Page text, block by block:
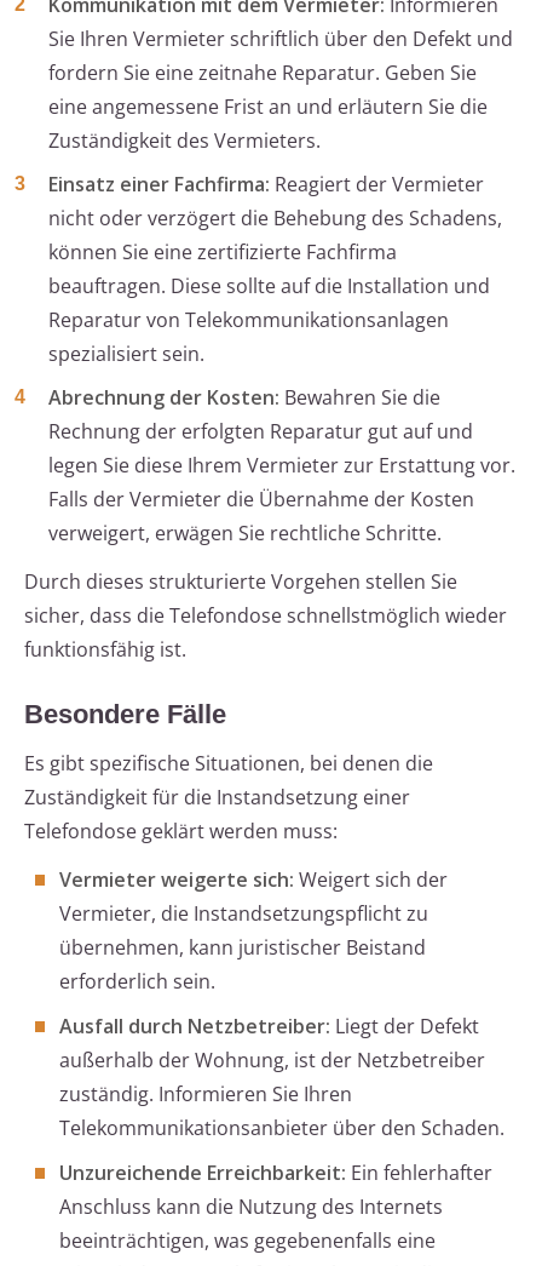
Sie Ihren Vermieter schriftlich über den Defekt und
fordern Sie eine zeitnahe Reparatur. Geben Sie
eine angemessene Frist an und erläutern Sie die
Zuständigkeit des Vermieters.
Einsatz einer Fachfirma: Reagiert der Vermieter
nicht oder verzögert die Behebung des Schadens,
können Sie eine zertifizierte Fachfirma
beauftragen. Diese sollte auf die Installation und
Reparatur von Telekommunikationsanlagen
spezialisiert sein.
Abrechnung der Kosten: Bewahren Sie die
Rechnung der erfolgten Reparatur gut auf und
legen Sie diese Ihrem Vermieter zur Erstattung vor.
Falls der Vermieter die Übernahme der Kosten
verweigert, erwägen Sie rechtliche Schritte.
Durch dieses strukturierte Vorgehen stellen Sie
sicher, dass die Telefondose schnellstmöglich wieder
funktionsfähig ist.
Besondere Fälle
Es gibt spezifische Situationen, bei denen die
Zuständigkeit für die Instandsetzung einer
Telefondose geklärt werden muss:
Vermieter weigerte sich: Weigert sich der
Vermieter, die Instandsetzungspflicht zu
übernehmen, kann juristischer Beistand
erforderlich sein.
Ausfall durch Netzbetreiber: Liegt der Defekt
außerhalb der Wohnung, ist der Netzbetreiber
zuständig. Informieren Sie Ihren
Telekommunikationsanbieter über den Schaden.
Unzureichende Erreichbarkeit: Ein fehlerhafter
Anschluss kann die Nutzung des Internets
beeinträchtigen, was gegebenenfalls eine